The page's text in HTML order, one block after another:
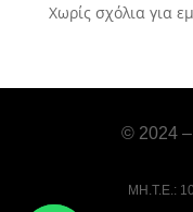
Χωρίς σχόλια για
© 2024
ΜΗ.Τ.Ε.: